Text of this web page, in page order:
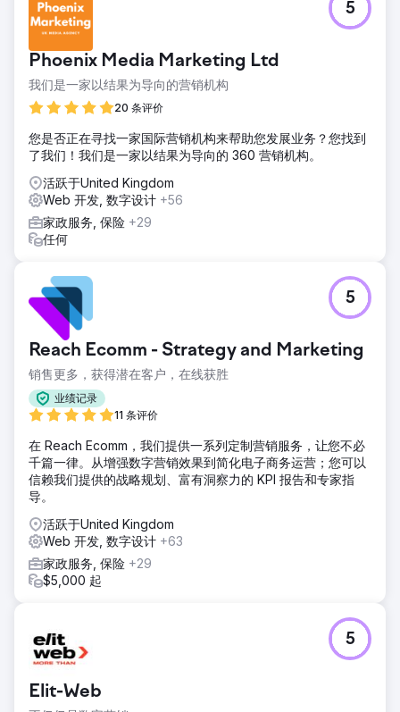
由于客户身处高端家具和室内设计市场，网站需要在视觉效果
和商业表现之间取得平衡。客户现有的网站基于过时的
WordPress 和 Elementor 版本构建，这限制了网站的灵活
性，降低了用户体验，并且无法体现品牌的品质。因此，我们
面临的挑战是如何用定制网站替换旧网站，安全地迁移数据，
保持排名，并提升网站流量和转化率。
我们为客户的高端品牌和产品系列量身定制了专属网站，并在
更强大的 WordPress 平台上开发了自定义页面模板。我们精
心迁移了内容、产品数据和关键网站元素，以确保内容的一致
性和搜索可见性。整个项目过程中，我们始终专注于提升用户
体验、增强用户信任，并优化从浏览到咨询或购买的流程。
结果
了业绩提升之外，此次改版还提高了品牌信誉度，打造了更完
善的用户体验，并为未来的发展提供了更灵活的平台。
前往营销公司页面
Phoenix Media Marketing Ltd
我们是一家以结果为导向的营销机构
20 条评价
5
您是否正在寻找一家国际营销机构来帮助您发展业务？您找到
了我们！我们是一家以结果为导向的 360 营销机构。
活跃于United Kingdom
Web 开发, 数字设计 +56
家政服务, 保险 +29
任何
Reach Ecomm - Strategy and Marketing
销售更多，获得潜在客户，在线获胜
业绩记录
11 条评价
5
在 Reach Ecomm，我们提供一系列定制营销服务，让您不必
千篇一律。从增强数字营销效果到简化电子商务运营；您可以
信赖我们提供的战略规划、富有洞察力的 KPI 报告和专家指
导。
活跃于United Kingdom
Web 开发, 数字设计 +63
家政服务, 保险 +29
$5,000 起
Elit-Web
5